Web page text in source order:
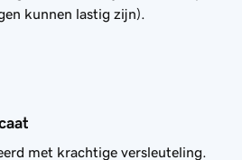
kunnen lastig zijn).
met krachtige versleuteling.